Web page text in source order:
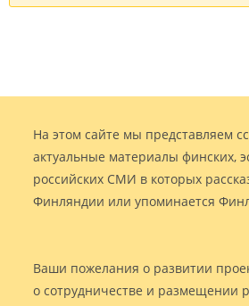
На этом сайте мы представляем
актуальные материалы финских,
российских СМИ в которых
Финляндии или упоминается
Ваши пожелания о развитии
о сотрудничестве и размещении